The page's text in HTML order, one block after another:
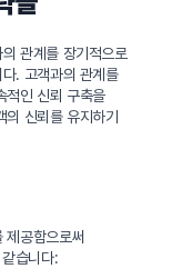
관계를 장기적으로
. 고객과의 관계를
적인 신뢰 구축을
신뢰를 유지하기
제공함으로써
습니다: